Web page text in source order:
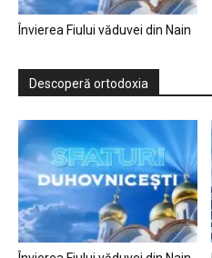
Învierea Fiului văduvei din Nain
Descoperă ortodoxia